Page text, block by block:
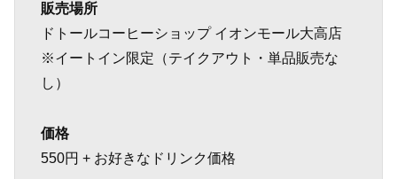
販売場所
ドトールコーヒーショップ イオンモール大高店
※イートイン限定（テイクアウト・単品販売な
し）
価格
550円 + お好きなドリンク価格